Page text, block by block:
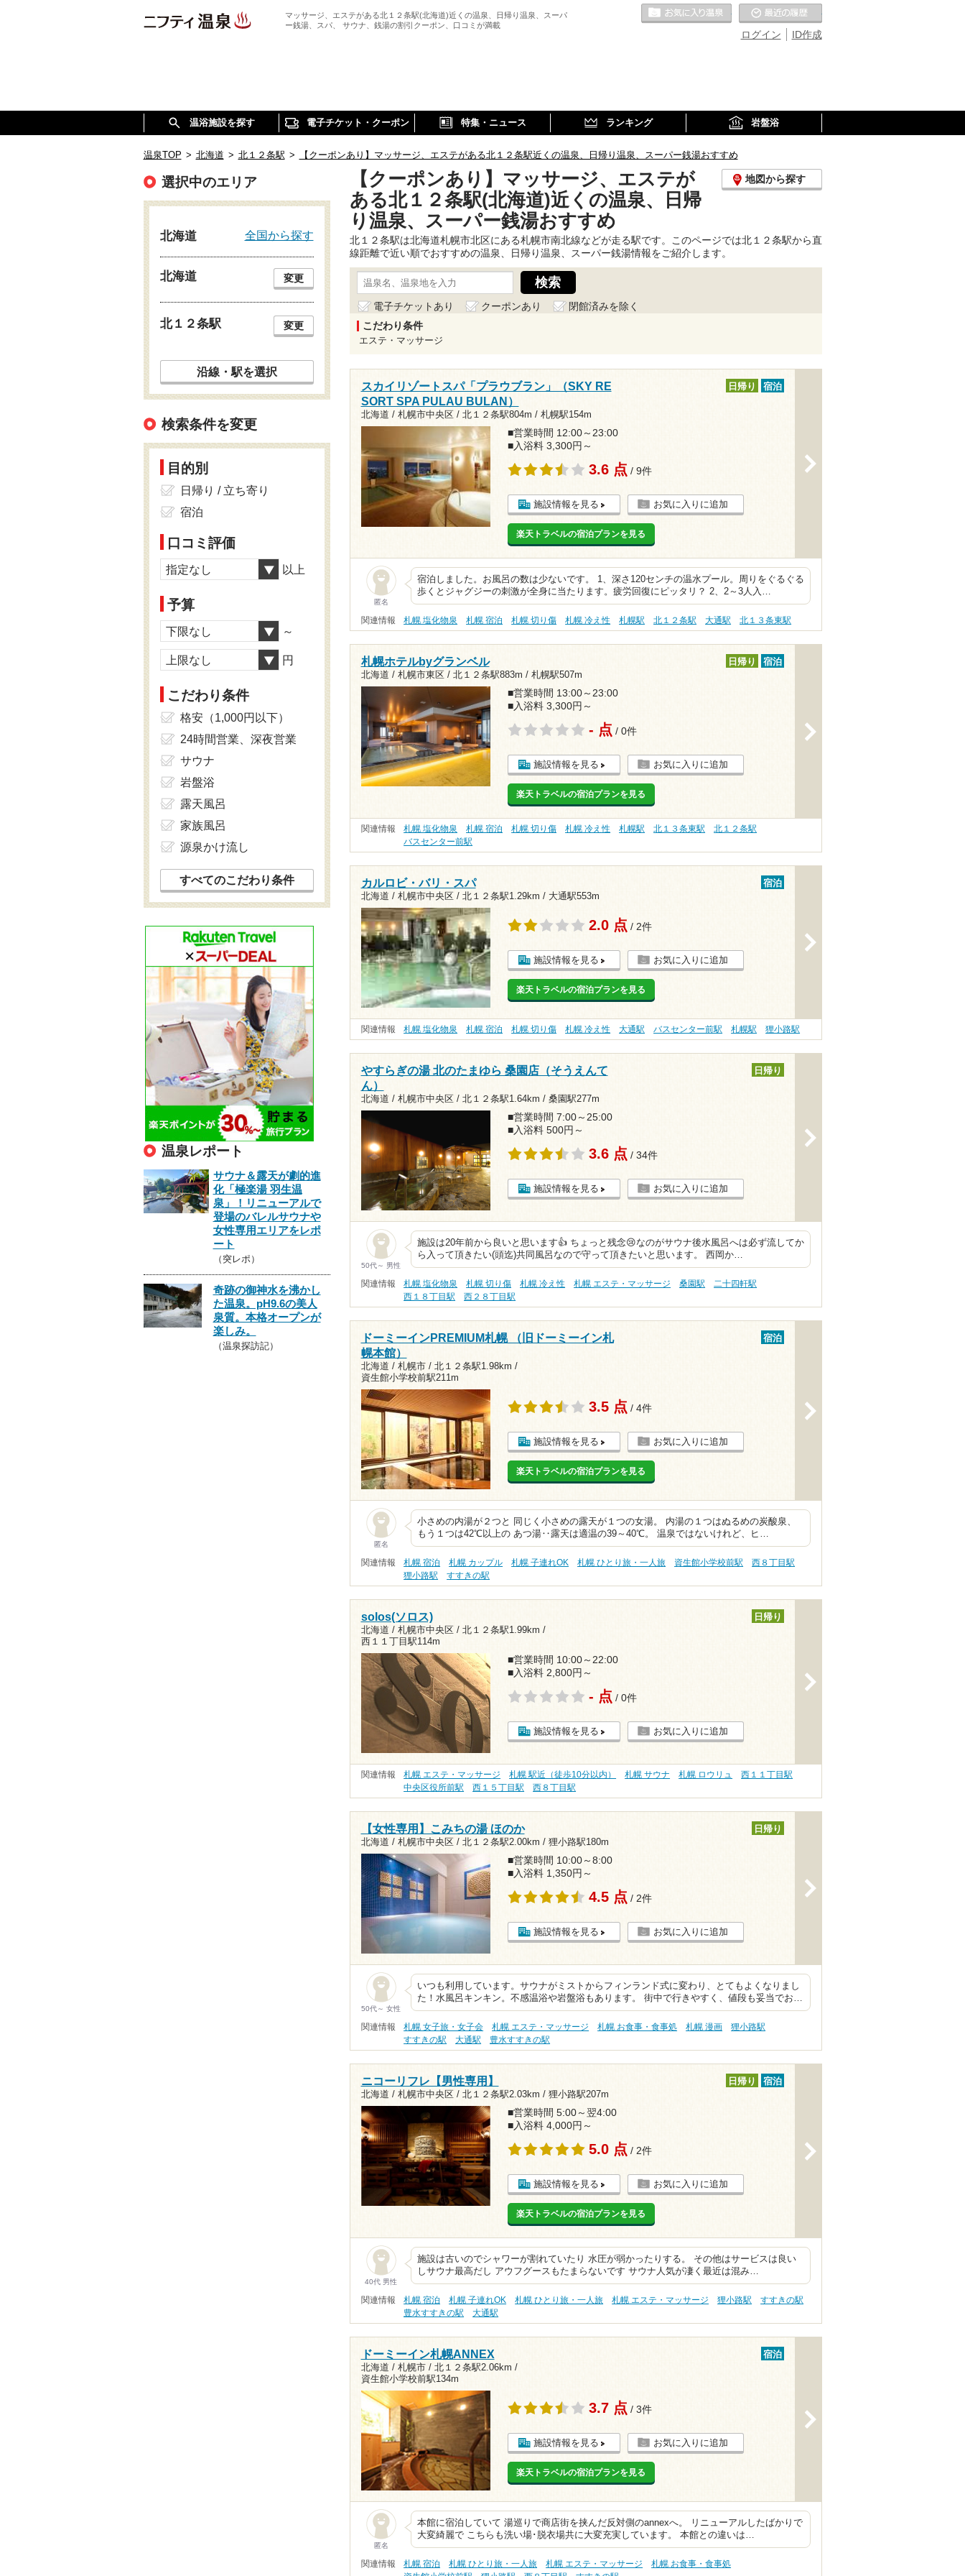
マッサージ、エステがある北１２条駅(北海道)近くの温泉、日帰り温泉、スーパ
ー銭湯、スパ、 サウナ、銭湯の割引クーポン、口コミが満載
ID作成
ログイン
お気に入りの温泉
温浴施設を探す 電子チケット・クーポン 特集・ニュース ランキング 岩盤浴
温泉TOP > 北海道 > 北１２条駅 > 【クーポンあり】マッサージ、エステがある北１２条駅近くの温泉、日帰り温泉、スーパー銭湯おすすめ
【クーポンあり】マッサージ、エステが
ある北１２条駅(北海道)近くの温泉、日帰
り温泉、スーパー銭湯おすすめ
地図から探す
北１２条駅は北海道札幌市北区にある札幌市南北線などが走る駅です。このページでは北１２条駅から直
線距離で近い順でおすすめの温泉、日帰り温泉、スーパー銭湯情報をご紹介します。
電子チケットあり クーポンあり
閉館済みを除く
こだわり条件
エステ・マッサージ
スカイリゾートスパ「プラウブラン」（SKY RE
SORT SPA PULAU BULAN）
北海道 / 札幌市中央区 / 北１２条駅804m / 札幌駅154m
日帰り 宿泊
■営業時間 12:00～23:00
■入浴料 3,300円～
3.6 点 / 9件
施設情報を見る お気に入りに追加
楽天トラベルの宿泊プランを見る
匿名
宿泊しました。お風呂の数は少ないです。 1、深さ120センチの温水プール。周りをぐるぐる
歩くとジャグジーの刺激が全身に当たります。疲労回復にピッタリ？ 2、2～3人入…
関連情報 札幌 塩化物泉 札幌 宿泊 札幌 切り傷 札幌 冷え性 札幌駅 北１２条駅 大通駅 北１３条東駅
札幌ホテルbyグランベル
北海道 / 札幌市東区 / 北１２条駅883m / 札幌駅507m
日帰り 宿泊
■営業時間 13:00～23:00
■入浴料 3,300円～
- 点 / 0件
施設情報を見る お気に入りに追加
楽天トラベルの宿泊プランを見る
関連情報 札幌 塩化物泉 札幌 宿泊 札幌 切り傷 札幌 冷え性 札幌駅 北１３条東駅
北１２条駅
バスセンター前駅
カルロビ・バリ・スパ
北海道 / 札幌市中央区 / 北１２条駅1.29km / 大通駅553m
宿泊
2.0 点 / 2件
施設情報を見る お気に入りに追加
楽天トラベルの宿泊プランを見る
関連情報 札幌 塩化物泉 札幌 宿泊 札幌 切り傷 札幌 冷え性 大通駅 バスセンター前駅 札幌駅 狸小路駅
やすらぎの湯 北のたまゆら 桑園店（そうえんて
ん）
北海道 / 札幌市中央区 / 北１２条駅1.64km / 桑園駅277m
日帰り
■営業時間 7:00～25:00
■入浴料 500円～
3.6 点 / 34件
施設情報を見る お気に入りに追加
50代～ 男性
施設は20年前から良いと思います👍 ちょっと残念😢なのがサウナ後水風呂へは必ず流してか
ら入って頂きたい(頭迄)共同風呂なので守って頂きたいと思います。 西岡か…
関連情報 札幌 塩化物泉 札幌 切り傷 札幌 冷え性 札幌 エステ・マッサージ 桑園駅
二十四軒駅
西１８丁目駅
西２８丁目駅
ドーミーインPREMIUM札幌 （旧ドーミーイン札
幌本館）
北海道 / 札幌市 / 北１２条駅1.98km /
資生館小学校前駅211m
宿泊
3.5 点 / 4件
施設情報を見る お気に入りに追加
楽天トラベルの宿泊プランを見る
匿名
小さめの内湯が２つと 同じく小さめの露天が１つの女湯。 内湯の１つはぬるめの炭酸泉、
もう１つは42℃以上の あつ湯‥露天は適温の39～40℃。 温泉ではないけれど、ヒ…
関連情報 札幌 宿泊 札幌 カップル 札幌 子連れOK 札幌 ひとり旅・一人旅 資生館小学校前駅
西８丁目駅
狸小路駅
すすきの駅
solos(ソロス)
北海道 / 札幌市中央区 / 北１２条駅1.99km /
西１１丁目駅114m
日帰り
■営業時間 10:00～22:00
■入浴料 2,800円～
- 点 / 0件
施設情報を見る お気に入りに追加
関連情報 札幌 エステ・マッサージ 札幌 駅近（徒歩10分以内） 札幌 サウナ 札幌 ロウリュ
西１１丁目駅
中央区役所前駅
西１５丁目駅 西８丁目駅
【女性専用】こみちの湯 ほのか
北海道 / 札幌市中央区 / 北１２条駅2.00km / 狸小路駅180m
日帰り
■営業時間 10:00～8:00
■入浴料 1,350円～
4.5 点 / 2件
施設情報を見る お気に入りに追加
50代～ 女性
いつも利用しています。サウナがミストからフィンランド式に変わり、とてもよくなりまし
た！水風呂キンキン。不感温浴や岩盤浴もあります。 街中で行きやすく、値段も妥当でお…
関連情報 札幌 女子旅・女子会 札幌 エステ・マッサージ 札幌 お食事・食事処 札幌 漫画
狸小路駅
すすきの駅
大通駅 豊水すすきの駅
ニコーリフレ【男性専用】
北海道 / 札幌市中央区 / 北１２条駅2.03km / 狸小路駅207m
日帰り 宿泊
■営業時間 5:00～翌4:00
■入浴料 4,000円～
5.0 点 / 2件
施設情報を見る お気に入りに追加
楽天トラベルの宿泊プランを見る
40代 男性
施設は古いのでシャワーが割れていたり 水圧が弱かったりする。 その他はサービスは良い
しサウナ最高だし アウフグースもたまらないです サウナ人気が凄く最近は混み…
関連情報 札幌 宿泊 札幌 子連れOK 札幌 ひとり旅・一人旅 札幌 エステ・マッサージ 狸小路駅
すすきの駅
豊水すすきの駅
大通駅
ドーミーイン札幌ANNEX
北海道 / 札幌市 / 北１２条駅2.06km /
資生館小学校前駅134m
宿泊
3.7 点 / 3件
施設情報を見る お気に入りに追加
楽天トラベルの宿泊プランを見る
匿名
本館に宿泊していて 湯巡りで商店街を挟んだ反対側のannexへ。 リニューアルしたばかりで
大変綺麗で こちらも洗い場･脱衣場共に大変充実しています。 本館との違いは…
関連情報 札幌 宿泊 札幌 ひとり旅・一人旅 札幌 エステ・マッサージ
札幌 お食事・食事処
選択中のエリア
北海道 全国から探す
北海道 変更
北１２条駅 変更
沿線・駅を選択
検索条件を変更
目的別
日帰り / 立ち寄り
宿泊
口コミ評価
指定なし 以上
予算
下限なし ～
上限なし 円
こだわり条件
格安（1,000円以下）
24時間営業、深夜営業
サウナ
岩盤浴
露天風呂
家族風呂
源泉かけ流し
すべてのこだわり条件
温泉レポート
サウナ＆露天が劇的進
化「極楽湯 羽生温
泉」！リニューアルで
登場のバレルサウナや
女性専用エリアをレポ
ート
（突レポ）
奇跡の御神水を沸かし
た温泉。pH9.6の美人
泉質。本格オープンが
楽しみ。
（温泉探訪記）